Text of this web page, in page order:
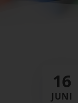
16
JUNI